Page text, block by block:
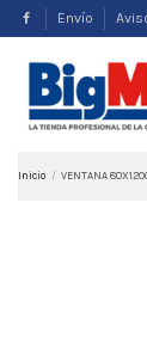
Envío
Inicio VENTANA